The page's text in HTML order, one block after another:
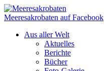
Meeresakrobaten auf Facebook
Aus aller Welt
Aktuelles
Berichte
Bücher